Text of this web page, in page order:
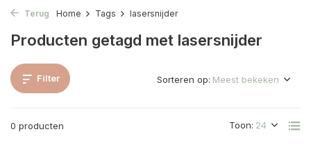
Terug Home Tags lasersnijder
Producten getagd met lasersnijder
Filter
0 producten Toon:
Sorteren op: